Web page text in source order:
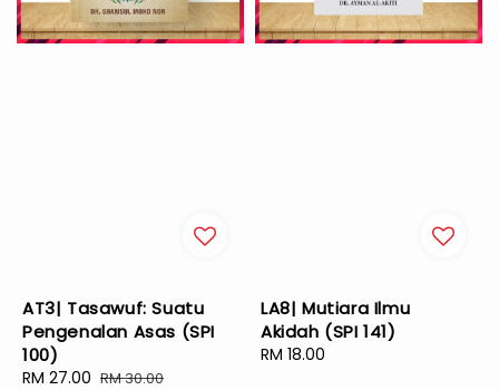
AT3| Tasawuf: Suatu
Pengenalan Asas (SPI
100)
Sale
RM 27.00 Regular
RM 30.00
LA8| Mutiara Ilmu
Akidah (SPI 141)
Regular
RM 18.00